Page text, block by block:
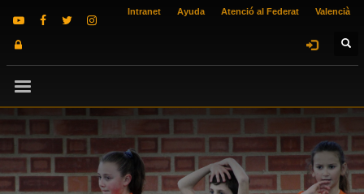
Intranet Ayuda Atenció al Federat Valencià